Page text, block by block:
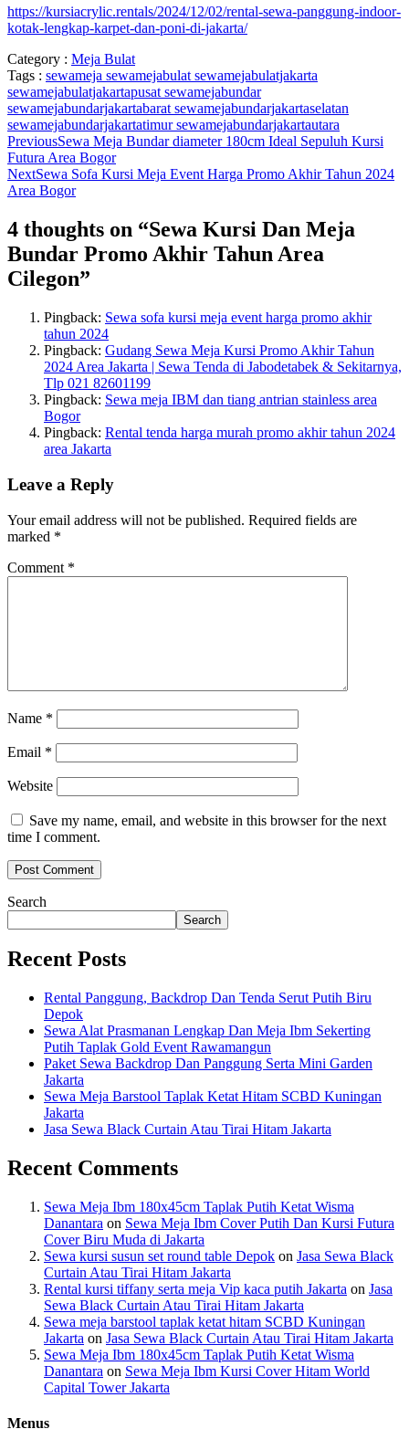
https://kursiacrylic.rentals/2024/12/02/rental-sewa-panggung-indoor-
kotak-lengkap-karpet-dan-poni-di-jakarta/
Category : Meja Bulat
Tags : sewameja sewamejabulat sewamejabulatjakarta
sewamejabulatjakartapusat sewamejabundar
sewamejabundarjakartabarat sewamejabundarjakartaselatan
sewamejabundarjakartatimursewamejabundarjakartautara
PreviousSewa Meja Bundar diameter 180cm Ideal Sepuluh Kursi
Futura Area Bogor
NextSewa Sofa Kursi Meja Event Harga Promo Akhir Tahun 2024
Area Bogor
4 thoughts on “Sewa Kursi Dan Meja
Bundar Promo Akhir Tahun Area
Cilegon”
Pingback: Sewa sofa kursi meja event harga promo akhir
tahun 2024
Pingback: Gudang Sewa Meja Kursi Promo Akhir Tahun
2024 Area Jakarta | Sewa Tenda di Jabodetabek & Sekitarnya,
Tlp 021 82601199
Pingback: Sewa meja IBM dan tiang antrian stainless area
Bogor
Pingback: Rental tenda harga murah promo akhir tahun 2024
area Jakarta
Leave a Reply
Your email address will not be published. Required fields are
marked *
Comment *
Name *
Email *
Website
Save my name, email, and website in this browser for the next
time I comment.
Search
Search
Recent Posts
Rental Panggung, Backdrop Dan Tenda Serut Putih Biru
Depok
Sewa Alat Prasmanan Lengkap Dan Meja Ibm Sekerting
Putih Taplak Gold Event Rawamangun
Paket Sewa Backdrop Dan Panggung Serta Mini Garden
Jakarta
Sewa Meja Barstool Taplak Ketat Hitam SCBD Kuningan
Jakarta
Jasa Sewa Black Curtain Atau Tirai Hitam Jakarta
Recent Comments
Sewa Meja Ibm 180x45cm Taplak Putih Ketat Wisma
Danantara on Sewa Meja Ibm Cover Putih Dan Kursi Futura
Cover Biru Muda di Jakarta
Sewa kursi susun set round table Depok on Jasa Sewa Black
Curtain Atau Tirai Hitam Jakarta
Rental kursi tiffany serta meja Vip kaca putih Jakarta on Jasa
Sewa Black Curtain Atau Tirai Hitam Jakarta
Sewa meja barstool taplak ketat hitam SCBD Kuningan
Jakarta on Jasa Sewa Black Curtain Atau Tirai Hitam Jakarta
Sewa Meja Ibm 180x45cm Taplak Putih Ketat Wisma
Danantara on Sewa Meja Ibm Kursi Cover Hitam World
Capital Tower Jakarta
Menus